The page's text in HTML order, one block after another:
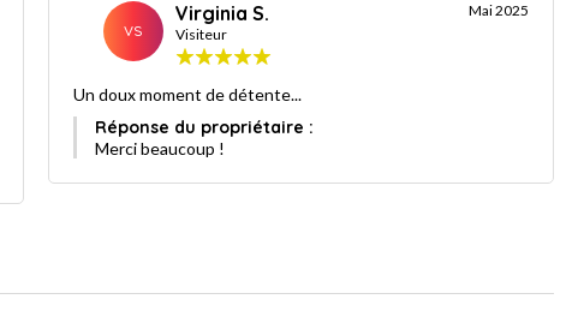
VS
Virginia S.
Visiteur
Mai 2025
Un doux moment de détente...
Réponse du propriétaire :
Merci beaucoup !